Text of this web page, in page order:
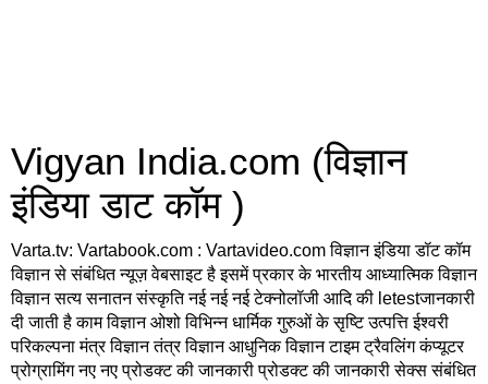
Vigyan India.com (विज्ञान
इंडिया डाट कॉम )
Varta.tv: Vartabook.com : Vartavideo.com विज्ञान इंडिया डॉट कॉम
विज्ञान से संबंधित न्यूज़ वेबसाइट है इसमें प्रकार के भारतीय आध्यात्मिक विज्ञान
विज्ञान सत्य सनातन संस्कृति नई नई नई टेक्नोलॉजी आदि की letestजानकारी
दी जाती है काम विज्ञान ओशो विभिन्न धार्मिक गुरुओं के सृष्टि उत्पत्ति ईश्वरी
परिकल्पना मंत्र विज्ञान तंत्र विज्ञान आधुनिक विज्ञान टाइम ट्रैवलिंग कंप्यूटर
प्रोग्रामिंग नए नए प्रोडक्ट की जानकारी प्रोडक्ट की जानकारी सेक्स संबंधित